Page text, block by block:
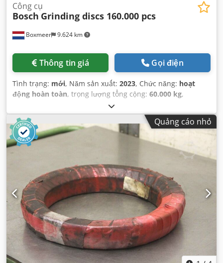
Boxmeer 9.624 km
Công cụ
Bosch Grinding discs 160.000 pcs
Thông tin giá Gọi điện
Tình trạng: mới, Năm sản xuất: 2023, Chức năng: hoạt
động hoàn toàn, trọng lượng tổng cộng: 60.000 kg,
Quảng cáo nhỏ